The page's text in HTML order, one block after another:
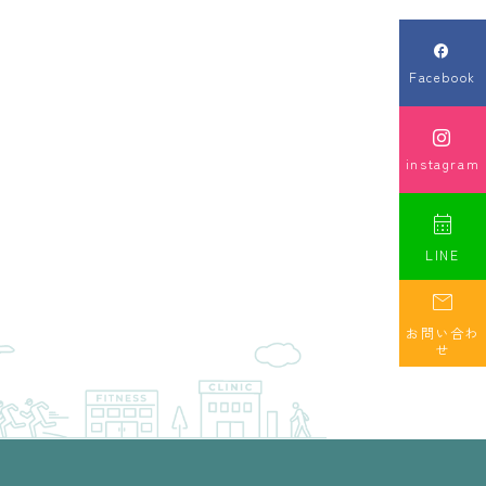

Facebook

instagram

LINE

お問い合わ
せ